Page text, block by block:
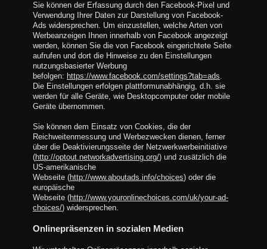
Sie können der Erfassung durch den Facebook-Pixel und
Verwendung Ihrer Daten zur Darstellung von Facebook-
Ads widersprechen. Um einzustellen, welche Arten von
Werbeanzeigen Ihnen innerhalb von Facebook angezeigt
werden, können Sie die von Facebook eingerichtete Seite
aufrufen und dort die Hinweise zu den Einstellungen
nutzungsbasierter Werbung
befolgen: https://www.facebook.com/settings?tab=ads.
Die Einstellungen erfolgen plattformunabhängig, d.h. sie
werden für alle Geräte, wie Desktopcomputer oder mobile
Geräte übernommen.
Sie können dem Einsatz von Cookies, die der
Reichweitenmessung und Werbezwecken dienen, ferner
über die Deaktivierungsseite der Netzwerkwerbeinitiative
(http://optout.networkadvertising.org/) und zusätzlich die
US-amerikanische
Webseite (http://www.aboutads.info/choices) oder die
europäische
Webseite (http://www.youronlinechoices.com/uk/your-ad-
choices/) widersprechen.
Onlinepräsenzen in sozialen Medien